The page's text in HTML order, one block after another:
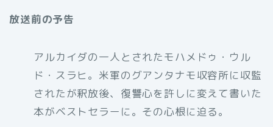
放送前の予告
アルカイダの一人とされたモハメドゥ・ウル
ド・スラヒ。米軍のグアンタナモ収容所に収監
されたが釈放後、復讐心を許しに変えて書いた
本がベストセラーに。その心根に迫る。